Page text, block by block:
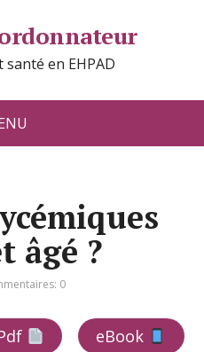
en EHPAD
âgé ?
0
eBook